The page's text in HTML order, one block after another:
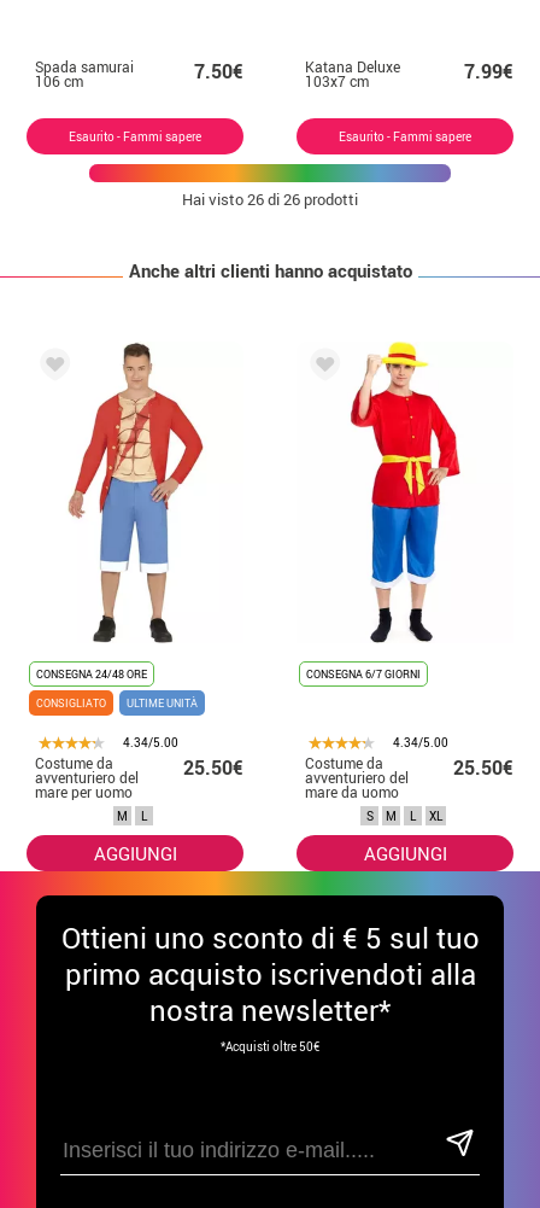
Spada samurai
106 cm 7.50€
Esaurito - Fammi sapere
Katana Deluxe
103x7 cm 7.99€
Esaurito - Fammi sapere
Hai visto26di 26 prodotti
Anche altri clienti hanno acquistato
CONSEGNA 24/48 ORE
CONSIGLIATO
ULTIME UNITÀ
4.34/5.00
Costume da
avventuriero del
mare per uomo
25.50€
M L
AGGIUNGI
CONSEGNA 6/7 GIORNI
4.34/5.00
Costume da
avventuriero del
mare da uomo
25.50€
S M L XL
AGGIUNGI
Ottieni uno sconto di € 5 sul tuo
primo acquisto iscrivendoti alla
nostra newsletter*
*Acquisti oltre 50€